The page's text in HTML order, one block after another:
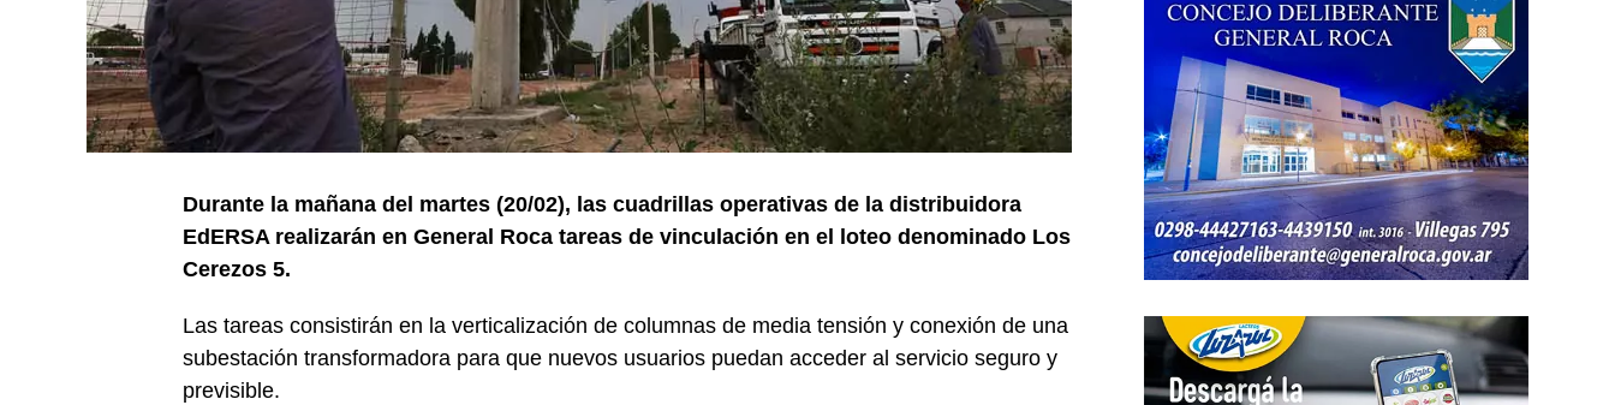
Durante la mañana del martes (20/02), las cuadrillas operativas de la distribuidora
EdERSA realizarán en General Roca tareas de vinculación en el loteo denominado Los
Cerezos 5.
Las tareas consistirán en la verticalización de columnas de media tensión y conexión de una
subestación transformadora para que nuevos usuarios puedan acceder al servicio seguro y
previsible.